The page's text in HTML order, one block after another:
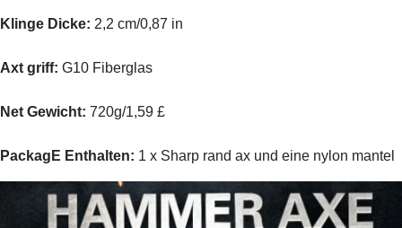
Klinge Dicke: 2,2 cm/0,87 in
Axt griff: G10 Fiberglas
Net Gewicht: 720g/1,59 £
Packag E Enthalten: 1 x Sharp rand ax und eine nylon mantel